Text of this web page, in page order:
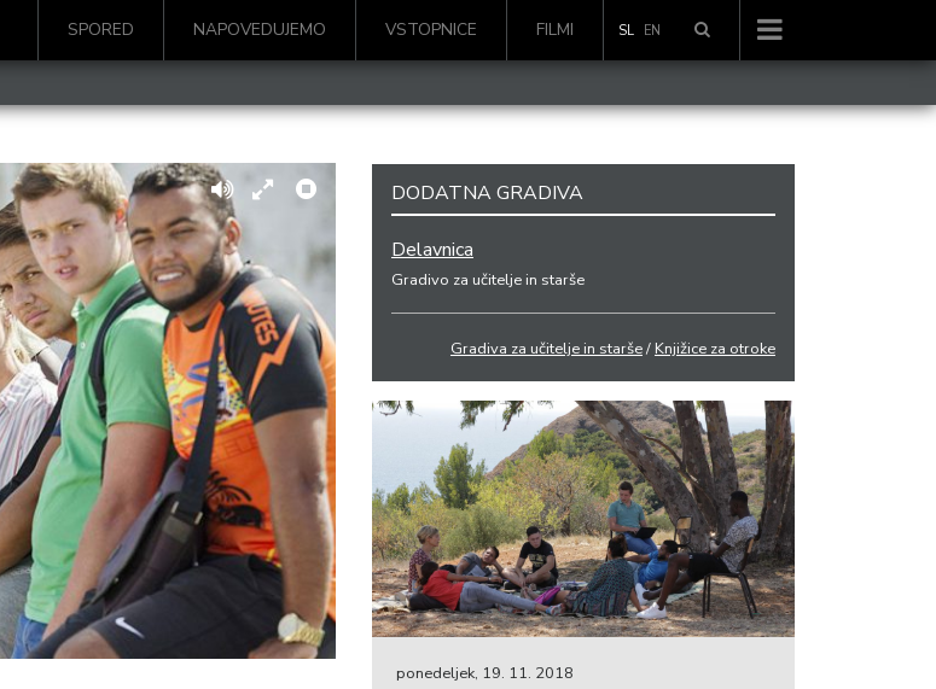
SPORED NAPOVEDUJEMO VSTOPNICE FILMI SL EN
DODATNA GRADIVA
Delavnica
Gradivo za učitelje in starše
Gradiva za učitelje in starše/ Knjižice za otroke
ponedeljek, 19. 11. 2018